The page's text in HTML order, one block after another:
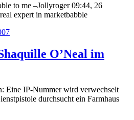
to me –Jollyroger 09:44, 26
expert in marketbabble
O’Neal im
Eine IP-Nummer wird verwechselt
durchsucht ein Farmhaus